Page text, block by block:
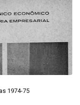
1974-75